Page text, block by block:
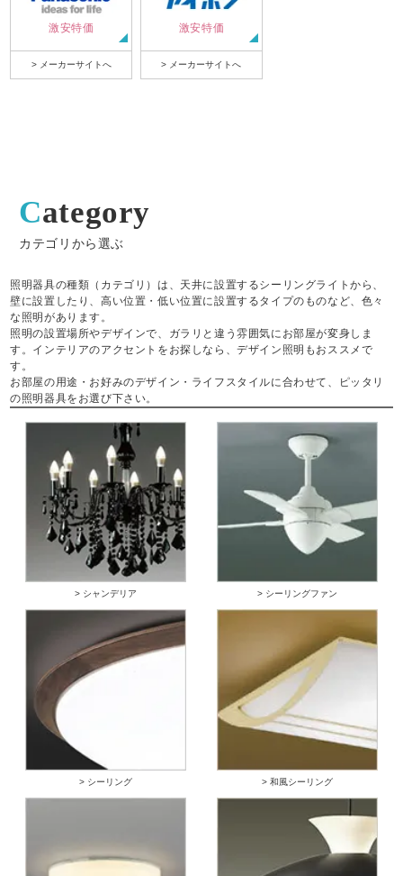
激安特価
> メーカーサイトへ
激安特価
> メーカーサイトへ
Category
カテゴリから選ぶ
照明器具の種類（カテゴリ）は、天井に設置するシーリングライトから、
壁に設置したり、高い位置・低い位置に設置するタイプのものなど、色々
な照明があります。
照明の設置場所やデザインで、ガラリと違う雰囲気にお部屋が変身しま
す。インテリアのアクセントをお探しなら、デザイン照明もおススメで
す。
お部屋の用途・お好みのデザイン・ライフスタイルに合わせて、ピッタリ
の照明器具をお選び下さい。
> シャンデリア > シーリングファン
> シーリング > 和風シーリング